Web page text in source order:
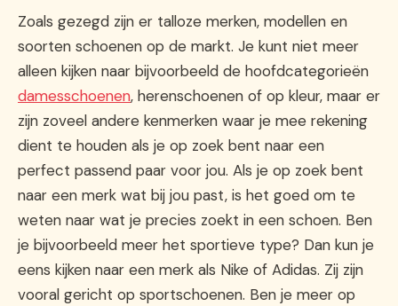
Zoals gezegd zijn er talloze merken, modellen en
soorten schoenen op de markt. Je kunt niet meer
alleen kijken naar bijvoorbeeld de hoofdcategorieën
damesschoenen, herenschoenen of op kleur, maar er
zijn zoveel andere kenmerken waar je mee rekening
dient te houden als je op zoek bent naar een
perfect passend paar voor jou. Als je op zoek bent
naar een merk wat bij jou past, is het goed om te
weten naar wat je precies zoekt in een schoen. Ben
je bijvoorbeeld meer het sportieve type? Dan kun je
eens kijken naar een merk als Nike of Adidas. Zij zijn
vooral gericht op sportschoenen. Ben je meer op